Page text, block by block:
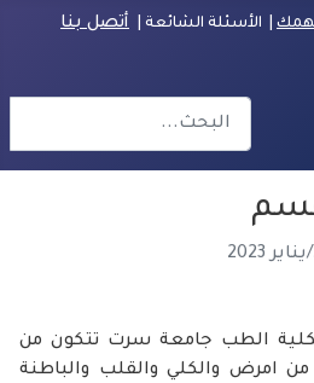
| الأسئلة الشائعة أتصل بنا
لكلية الطب جامعة سرت تتكون من
امرض والكلي والقلب والباطنة